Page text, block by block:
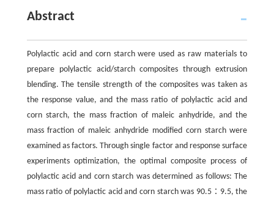
Abstract
Polylactic acid and corn starch were used as raw materials to
prepare polylactic acid/starch composites through extrusion
blending. The tensile strength of the composites was taken as
the response value, and the mass ratio of polylactic acid and
corn starch, the mass fraction of maleic anhydride, and the
mass fraction of maleic anhydride modified corn starch were
examined as factors. Through single factor and response surface
experiments optimization, the optimal composite process of
polylactic acid and corn starch was determined as follows: The
mass ratio of polylactic acid and corn starch was 90.5∶9.5, the